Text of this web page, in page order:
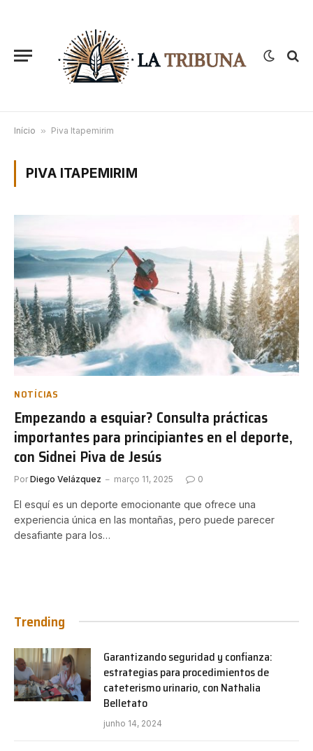
Início » Piva Itapemirim
PIVA ITAPEMIRIM
NOTÍCIAS
Empezando a esquiar? Consulta prácticas
importantes para principiantes en el deporte,
con Sidnei Piva de Jesús
Por Diego Velázquez março 11, 2025 0
El esquí es un deporte emocionante que ofrece una
experiencia única en las montañas, pero puede parecer
desafiante para los…
Trending
Garantizando seguridad y confianza:
estrategias para procedimientos de
cateterismo urinario, con Nathalia
Belletato
junho 14, 2024